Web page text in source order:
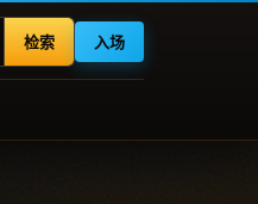
检索 入场